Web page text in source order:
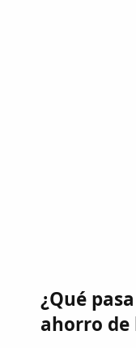
¿Qué
ahorro de